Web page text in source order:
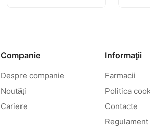
Companie
Despre companie
Noutăți
Cariere
Informaţii
Farmacii
Politica
Contacte